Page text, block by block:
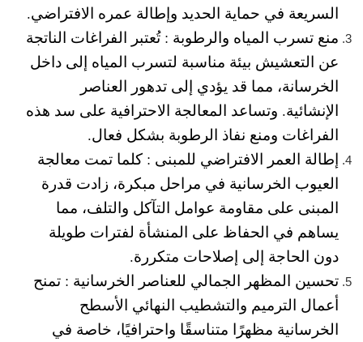
السريعة في حماية الحديد وإطالة عمره الافتراضي.
منع تسرب المياه والرطوبة :تُعتبر الفراغات الناتجة
عن التعشيش بيئة مناسبة لتسرب المياه إلى داخل
الخرسانة، مما قد يؤدي إلى تدهور العناصر
الإنشائية. وتساعد المعالجة الاحترافية على سد هذه
الفراغات ومنع نفاذ الرطوبة بشكل فعال.
إطالة العمر الافتراضي للمبنى : كلما تمت معالجة
العيوب الخرسانية في مراحل مبكرة، زادت قدرة
المبنى على مقاومة عوامل التآكل والتلف، مما
يساهم في الحفاظ على المنشأة لفترات طويلة
دون الحاجة إلى إصلاحات متكررة.
تحسين المظهر الجمالي للعناصر الخرسانية : تمنح
أعمال الترميم والتشطيب النهائي الأسطح
الخرسانية مظهرًا متناسقًا واحترافيًا، خاصة في